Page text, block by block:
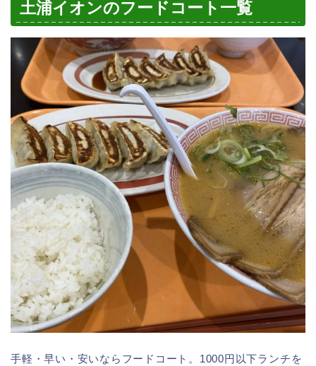
土浦イオンのフードコート一覧
手軽・早い・安いならフードコート。1000円以下ランチを